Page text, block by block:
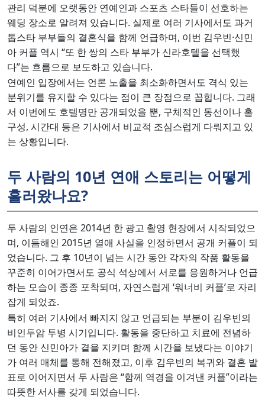
관리 덕분에 오랫동안 연예인과 스포츠 스타들이 선호하는
웨딩 장소로 알려져 있습니다. 실제로 여러 기사에서도 과거
톱스타 부부들의 결혼식을 함께 언급하며, 이번 김우빈·신민
아 커플 역시 “또 한 쌍의 스타 부부가 신라호텔을 선택했
다”는 흐름으로 보도하고 있습니다.
연예인 입장에서는 언론 노출을 최소화하면서도 격식 있는
분위기를 유지할 수 있다는 점이 큰 장점으로 꼽힙니다. 그래
서 이번에도 호텔명만 공개되었을 뿐, 구체적인 동선이나 홀
구성, 시간대 등은 기사에서 비교적 조심스럽게 다뤄지고 있
는 상황입니다.
두 사람의 10년 연애 스토리는 어떻게
흘러왔나요?
두 사람의 인연은 2014년 한 광고 촬영 현장에서 시작되었으
며, 이듬해인 2015년 열애 사실을 인정하면서 공개 커플이 되
었습니다. 그 후 10년이 넘는 시간 동안 각자의 작품 활동을
꾸준히 이어가면서도 공식 석상에서 서로를 응원하거나 언급
하는 모습이 종종 포착되며, 자연스럽게 ‘워너비 커플’로 자리
잡게 되었죠.
특히 여러 기사에서 빠지지 않고 언급되는 부분이 김우빈의
비인두암 투병 시기입니다. 활동을 중단하고 치료에 전념하
던 동안 신민아가 곁을 지키며 함께 시간을 보냈다는 이야기
가 여러 매체를 통해 전해졌고, 이후 김우빈의 복귀와 결혼 발
표로 이어지면서 두 사람은 “함께 역경을 이겨낸 커플”이라는
따뜻한 서사를 갖게 되었습니다.